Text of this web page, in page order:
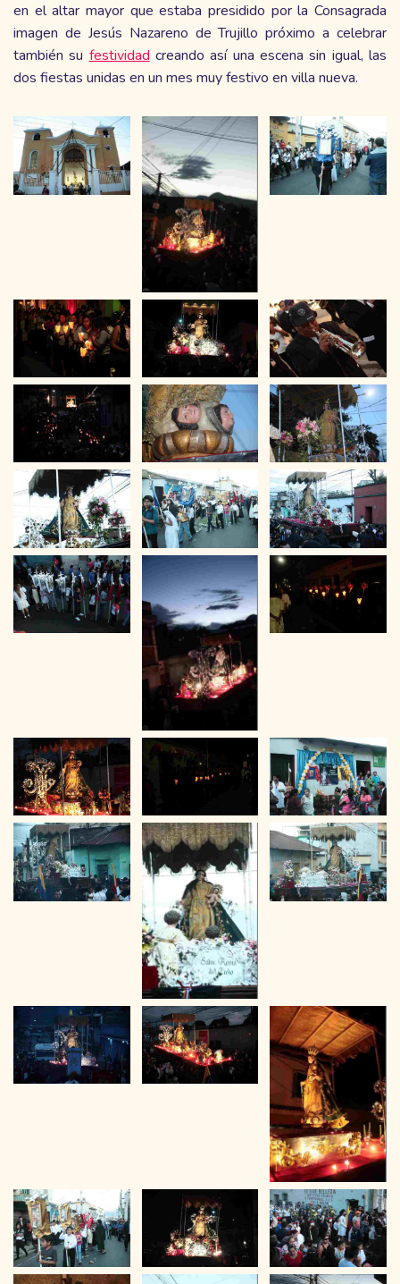
en el altar mayor que estaba presidido por la Consagrada
imagen de Jesús Nazareno de Trujillo próximo a celebrar
también su festividad creando así una escena sin igual, las
dos fiestas unidas en un mes muy festivo en villa nueva.